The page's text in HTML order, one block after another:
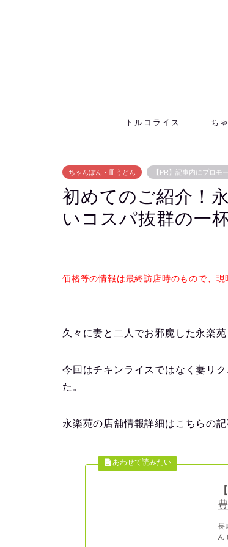
トルコライス ち
ちゃんぽん・皿うどん 【PR】記事内にプロモ
初めてのご紹介！
いコスパ抜群の一杯
価格等の情報は最終訪店時のもので、
久々に妻と二人でお邪魔した永楽苑
今回はチキンライスではなく妻リ
た。
永楽苑の店舗情報詳細はこちらの記
長
ん